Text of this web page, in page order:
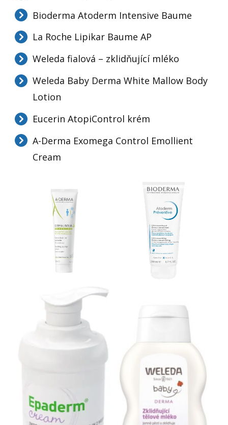
Bioderma Atoderm Intensive Baume
La Roche Lipikar Baume AP
Weleda fialová – zklidňující mléko
Weleda Baby Derma White Mallow Body
Lotion
Eucerin AtopiControl krém
A-Derma Exomega Control Emollient
Cream